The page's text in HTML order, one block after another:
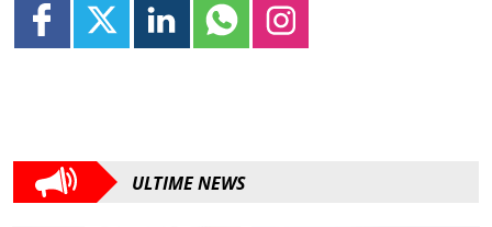
ULTIME NEWS